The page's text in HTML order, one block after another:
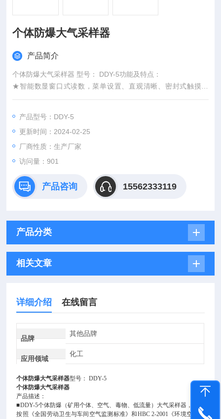
个体防爆大气采样器
产品简介
个体防爆大气采样器 型号： DDY-5功能及特点：
★智能数显窗口式读数，菜单设置、直观清晰、密封式触摸开
关，设有电力、阻力、流量补偿等功能。
样，亦可随身佩带流动采样。
★可与各种液体吸收瓶、活性炭采样管、硅胶采样管、采气袋及
多种固体检测管等配套使用。
产品型号：DDY-5
更新时间：2024-02-25
厂商性质：生产厂家
访问量：901
产品咨询 15562333119
产品分类
相关文章
详细介绍 在线留言
品牌
其他品牌
应用领域
化工
个体防爆大气采样器型号： DDY-5
个体防爆大气采样器
产品描述：
■DDY-5个体防爆（矿用个体、空气、毒物、低流量）大气采样器，严格
按照《全国劳动卫生与车间空气监测标准》和HBC 2-2001《环境空气采